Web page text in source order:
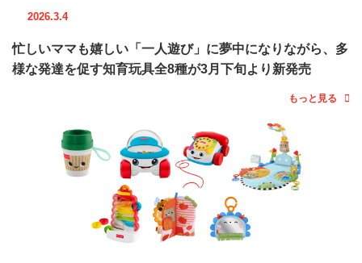
2026.3.4
忙しいママも嬉しい「一人遊び」に夢中になりながら、多
様な発達を促す知育玩具全8種が3月下旬より新発売
もっと見る